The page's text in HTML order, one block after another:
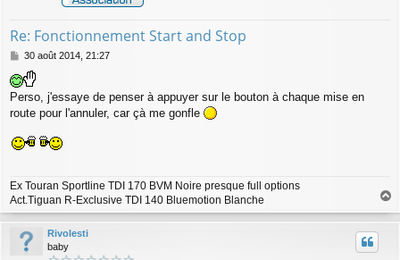
Re: Fonctionnement Start and Stop
M
s
s
e
30 août 2014, 21:27
Perso, j'essaye de penser à appuyer sur le bouton à chaque mise en
route pour l'annuler, car çà me gonfle
Ex Touran Sportline TDI 170 BVM Noire presque full options
Act.Tiguan R-Exclusive TDI 140 Bluemotion Blanche
a
u
Rivolesti
baby